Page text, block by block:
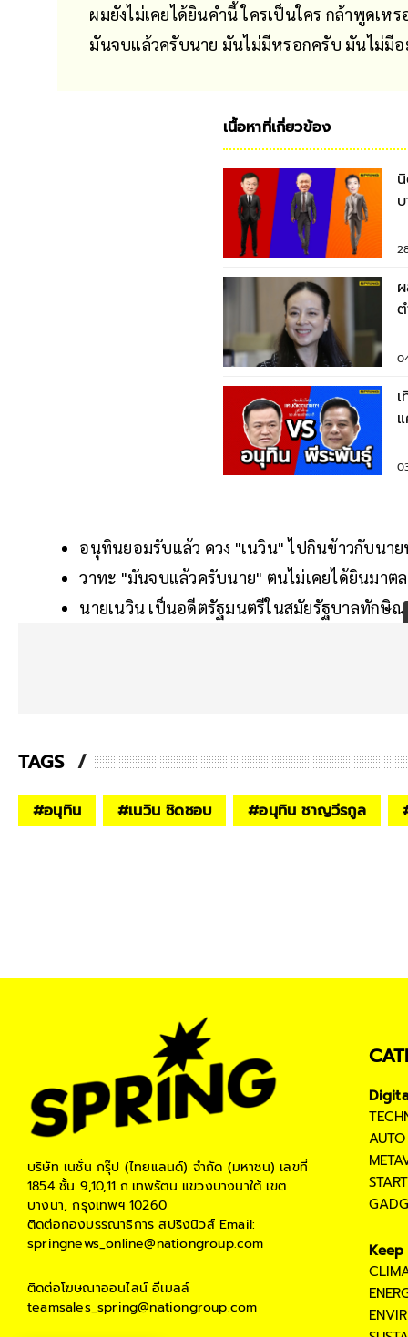
ผมยังไม่เคยได้ยินคำนี้ ใครเป็นใคร กล้าพูดเห
มันจบแล้วครับนาย มันไม่มีหรอกครับ มันไม่มีอ
เนื้อหาที่เกี่ยวข้อง
อนุทินยอมรับแล้ว ควง "เนวิน" ไปกินข้าวกับนา
วาทะ "มันจบแล้วครับนาย" ตนไม่เคยได้ยินมาต
นายเนวิน เป็นอดีตรัฐมนตรีในสมัยรัฐบาลทักษิ
TAGS
#อนุทิน #เนวิน ชิดชอบ #อนุทิน ชาญวีรกูล
บริษัท เนชั่น กรุ๊ป (ไทยแลนด์) จำกัด (มหาชน) เลขที่
1854 ชั้น 9,10,11 ถ.เทพรัตน แขวงบางนาใต้ เขต
บางนา, กรุงเทพฯ 10260
ติดต่อกองบรรณาธิการ สปริงนิวส์Email:
springnews_online@nationgroup.com
ติดต่อโฆษณาออนไลน์ อีเมลล์
teamsales_spring@nationgroup.com
AUTO